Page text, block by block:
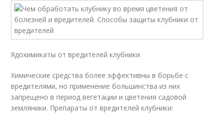
Ядохимикаты от вредителей клубники
Химические средства более эффективны в борьбе с
вредителями, но применение большинства из них
запрещено в период вегетации и цветения садовой
земляники. Препараты от вредителей клубники: